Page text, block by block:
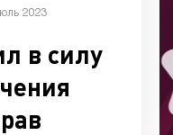
2023
в силу